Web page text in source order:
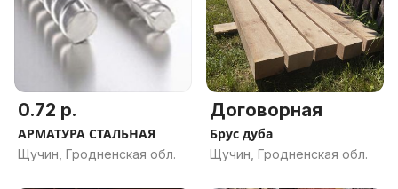
0.72 р.
АРМАТУРА СТАЛЬНАЯ
Щучин, Гродненская обл.
Договорная
Брус дуба
Щучин, Гродненская обл.